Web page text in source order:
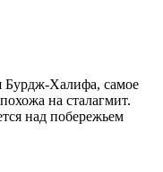
Бурдж-Халифа, самое
на сталагмит.
над побережьем